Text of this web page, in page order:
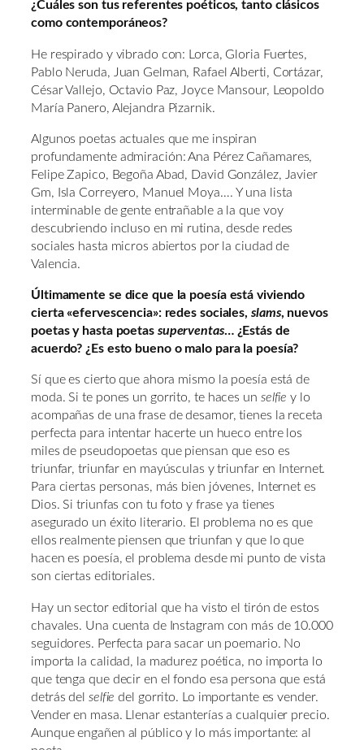
¿Cuáles son tus referentes poéticos, tanto clásicos
como contemporáneos?
He respirado y vibrado con: Lorca, Gloria Fuertes,
Pablo Neruda, Juan Gelman, Rafael Alberti, Cortázar,
César Vallejo, Octavio Paz, Joyce Mansour, Leopoldo
María Panero, Alejandra Pizarnik.
Algunos poetas actuales que me inspiran
profundamente admiración: Ana Pérez Cañamares,
Felipe Zapico, Begoña Abad, David González, Javier
Gm, Isla Correyero, Manuel Moya…. Y una lista
interminable de gente entrañable a la que voy
descubriendo incluso en mi rutina, desde redes
sociales hasta micros abiertos por la ciudad de
Valencia.
Últimamente se dice que la poesía está viviendo
cierta «efervescencia»: redes sociales, slams, nuevos
poetas y hasta poetas superventas… ¿Estás de
acuerdo? ¿Es esto bueno o malo para la poesía?
Sí que es cierto que ahora mismo la poesía está de
moda. Si te pones un gorrito, te haces un selfie y lo
acompañas de una frase de desamor, tienes la receta
perfecta para intentar hacerte un hueco entre los
miles de pseudopoetas que piensan que eso es
triunfar, triunfar en mayúsculas y triunfar en Internet.
Para ciertas personas, más bien jóvenes, Internet es
Dios. Si triunfas con tu foto y frase ya tienes
asegurado un éxito literario. El problema no es que
ellos realmente piensen que triunfan y que lo que
hacen es poesía, el problema desde mi punto de vista
son ciertas editoriales.
Hay un sector editorial que ha visto el tirón de estos
chavales. Una cuenta de Instagram con más de 10.000
seguidores. Perfecta para sacar un poemario. No
importa la calidad, la madurez poética, no importa lo
que tenga que decir en el fondo esa persona que está
detrás del selfie del gorrito. Lo importante es vender.
Vender en masa. Llenar estanterías a cualquier precio.
Aunque engañen al público y lo más importante: al